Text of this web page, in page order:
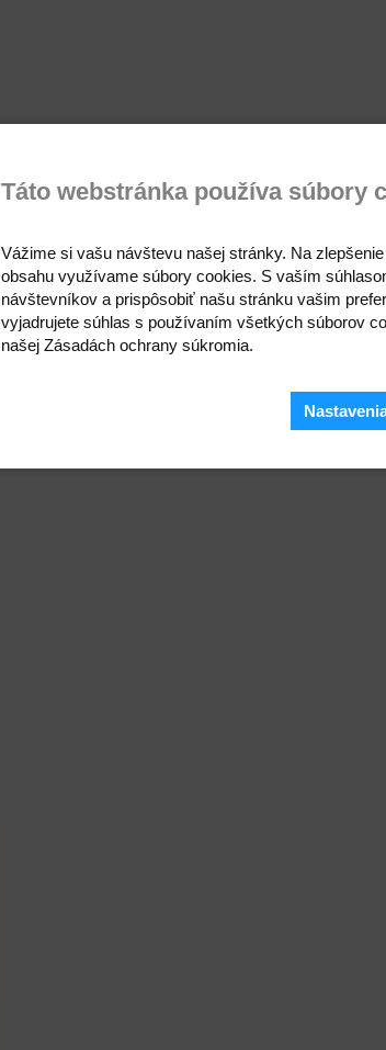
Táto webstránka používa súbory
Vážime si vašu návštevu našej stránky. Na
obsahu využívame súbory cookies. S vaším
návštevníkov a prispôsobiť našu stránku vašim
vyjadrujete súhlas s používaním všetkých súborov
našej Zásadách ochrany súkromia.